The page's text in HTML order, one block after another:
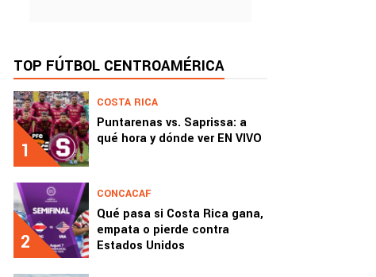
TOP FÚTBOL CENTROAMÉRICA
1
COSTA RICA
Puntarenas vs. Saprissa: a
qué hora y dónde ver EN VIVO
2
CONCACAF
Qué pasa si Costa Rica gana,
empata o pierde contra
Estados Unidos